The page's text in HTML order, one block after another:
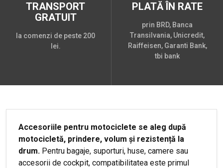
TRANSPORT
GRATUIT
la comenzi de peste 200
lei.
PLATĂ ÎN RATE
prin BRD, Banca
Transilvania, Unicredit,
Raiffeisen, Garanti Bank,
tbi bank
Accesoriile pentru motociclete se aleg după
motocicletă, prindere, volum și rezistență la
drum. Pentru bagaje, suporturi, huse, camere sau
accesorii de cockpit, compatibilitatea este primul